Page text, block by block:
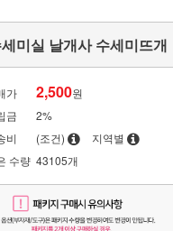
미실 날개사 수세미뜨개
가 2,500원
금
2%
비
(조건)
지역별
수량 43105개